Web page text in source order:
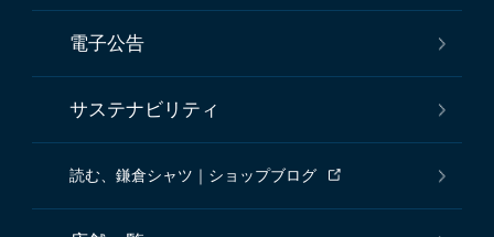
電子公告
サステナビリティ
読む、鎌倉シャツ｜ショップブログ